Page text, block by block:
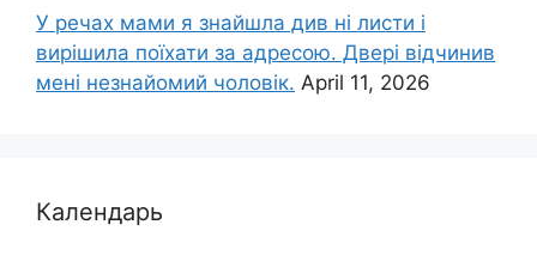
У речах мами я знайшла див ні листи і
вирішила поїхати за адресою. Двері відчинив
мені незнайомий чоловік. April 11, 2026
Календарь